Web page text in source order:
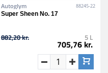
Autoglym 88245-22
Super Sheen No. 17
882,20 kr. 5 L
705,76 kr.